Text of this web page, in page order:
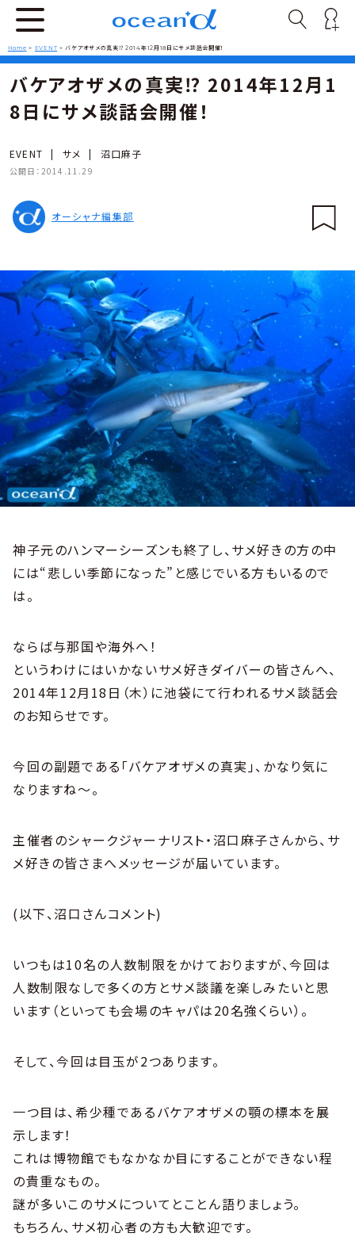
Home > EVENT >バケアオザメの真実⁉ 2014年12月18日にサメ談話会開催！
バケアオザメの真実⁉ 2014年12月1
8日にサメ談話会開催！
EVENT | サメ | 沼口麻子
公開日： 2014.11.29
オーシャナ編集部
神子元のハンマーシーズンも終了し、サメ好きの方の中
には“悲しい季節になった”と感じでいる方もいるので
は。
ならば与那国や海外へ！
というわけにはいかないサメ好きダイバーの皆さんへ、
2014年12月18日（木）に池袋にて行われるサメ談話会
のお知らせです。
今回の副題である「バケアオザメの真実」、かなり気に
なりますね～。
主催者のシャークジャーナリスト・沼口麻子さんから、サ
メ好きの皆さまへメッセージが届いています。
(以下、沼口さんコメント)
いつもは10名の人数制限をかけておりますが、今回は
人数制限なしで多くの方とサメ談議を楽しみたいと思
います（といっても会場のキャパは20名強くらい）。
そして、今回は目玉が2つあります。
一つ目は、希少種であるバケアオザメの顎の標本を展
示します！
これは博物館でもなかなか目にすることができない程
の貴重なもの。
謎が多いこのサメについてとことん語りましょう。
もちろん、サメ初心者の方も大歓迎です。